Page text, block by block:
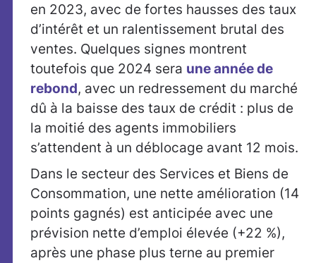
en 2023, avec de fortes hausses des taux
d’intérêt et un ralentissement brutal des
ventes. Quelques signes montrent
toutefois que 2024 sera une année de
rebond, avec un redressement du marché
dû à la baisse des taux de crédit : plus de
la moitié des agents immobiliers
s’attendent à un déblocage avant 12 mois.
Dans le secteur des Services et Biens de
Consommation, une nette amélioration (14
points gagnés) est anticipée avec une
prévision nette d’emploi élevée (+22 %),
après une phase plus terne au premier